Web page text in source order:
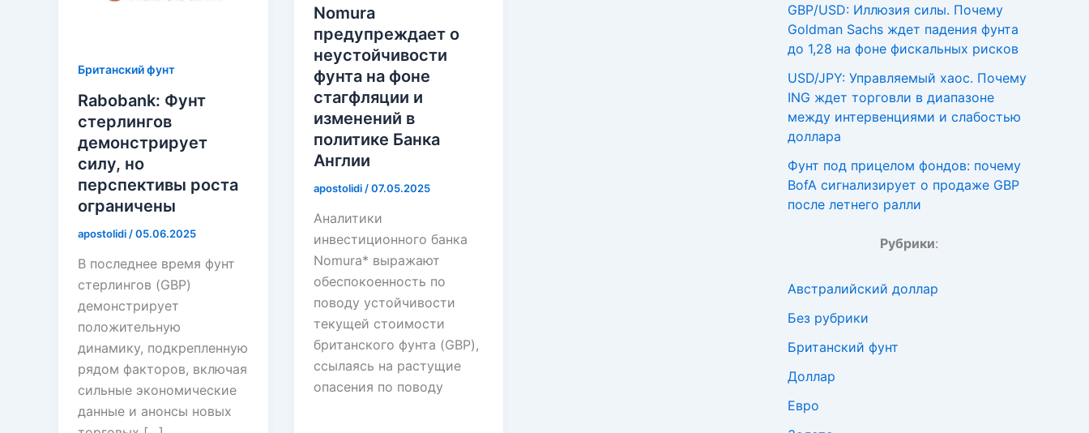
Британский фунт
Rabobank: Фунт
стерлингов
демонстрирует
силу, но
перспективы роста
ограничены
apostolidi /05.06.2025
В последнее время фунт
стерлингов (GBP)
демонстрирует
положительную
динамику, подкрепленную
рядом факторов, включая
сильные экономические
данные и анонсы новых
Nomura
предупреждает о
неустойчивости
фунта на фоне
стагфляции и
изменений в
политике Банка
Англии
apostolidi /07.05.2025
Аналитики
инвестиционного банка
Nomura* выражают
обеспокоенность по
поводу устойчивости
текущей стоимости
британского фунта (GBP),
ссылаясь на растущие
опасения по поводу
GBP/USD: Иллюзия силы. Почему
Goldman Sachs ждет падения фунта
до 1,28 на фоне фискальных рисков
USD/JPY: Управляемый хаос. Почему
ING ждет торговли в диапазоне
между интервенциями и слабостью
доллара
Фунт под прицелом фондов: почему
BofA сигнализирует о продаже GBP
после летнего ралли
Рубрики:
Австралийский доллар
Без рубрики
Британский фунт
Доллар
Евро